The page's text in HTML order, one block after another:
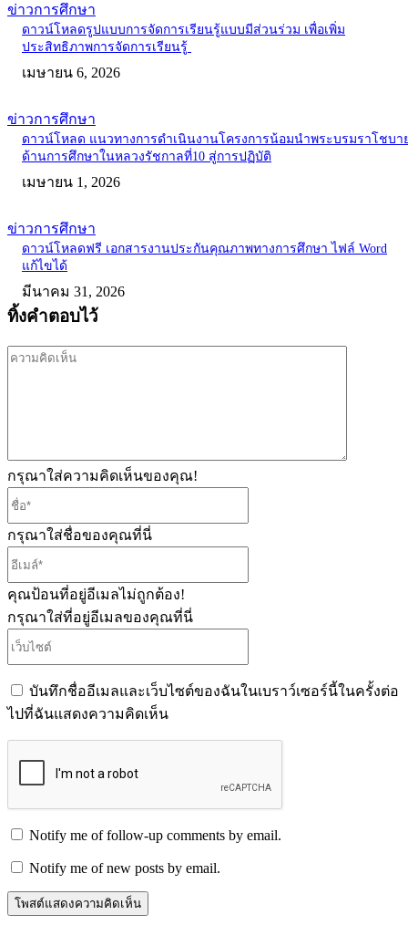
ข่าวการศึกษา
ดาวน์โหลดรูปแบบการจัดการเรียนรู้แบบมีส่วนร่วม เพื่อเพิ่ม
ประสิทธิภาพการจัดการเรียนรู้
เมษายน 6, 2026
ข่าวการศึกษา
ดาวน์โหลด แนวทางการดำเนินงานโครงการน้อมนำพระบรมราโชบา
ด้านการศึกษาในหลวงรัชกาลที่10 สู่การปฏิบัติ
เมษายน 1, 2026
ข่าวการศึกษา
ดาวน์โหลดฟรี เอกสารงานประกันคุณภาพทางการศึกษา ไฟล์ Word
แก้ไขได้
มีนาคม 31, 2026
ทิ้งคำตอบไว้
กรุณาใส่ความคิดเห็นของคุณ!
กรุณาใส่ชื่อของคุณที่นี่
คุณป้อนที่อยู่อีเมลไม่ถูกต้อง!
กรุณาใส่ที่อยู่อีเมลของคุณที่นี่
บันทึกชื่ออีเมลและเว็บไซต์ของฉันในเบราว์เซอร์นี้ในครั้งต่อ
ไปที่ฉันแสดงความคิดเห็น
Notify me of follow-up comments by email.
Notify me of new posts by email.